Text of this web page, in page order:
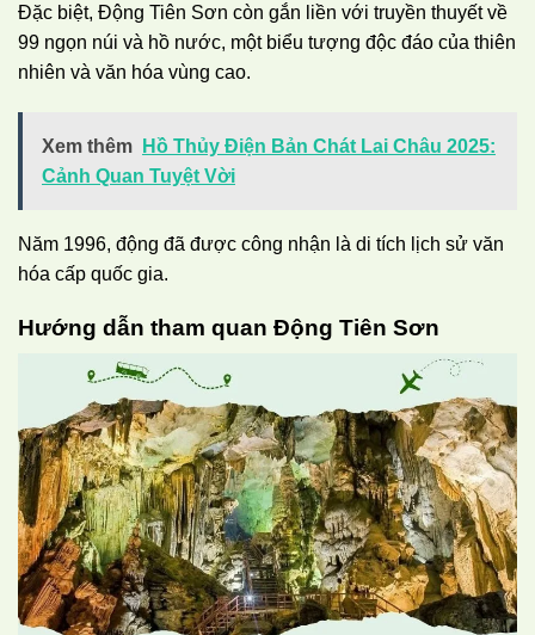
Đặc biệt, Động Tiên Sơn còn gắn liền với truyền thuyết về
99 ngọn núi và hồ nước, một biểu tượng độc đáo của thiên
nhiên và văn hóa vùng cao.
Xem thêm
Hồ Thủy Điện Bản Chát Lai Châu 2025:
Cảnh Quan Tuyệt Vời
Năm 1996, động đã được công nhận là di tích lịch sử văn
hóa cấp quốc gia.
Hướng dẫn tham quan Động Tiên Sơn